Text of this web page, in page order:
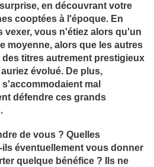
en découvrant votre
cooptées à l'époque. En
vexer, vous n'étiez alors qu'un
moyenne, alors que les autres
titres autrement prestigieux
évolué. De plus,
mal
défendre ces grands
de vous ? Quelles
éventuellement vous donner
quelque bénéfice ? Ils ne